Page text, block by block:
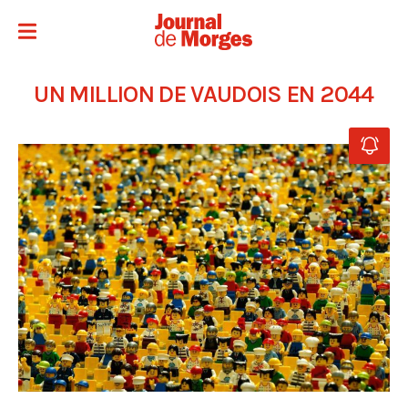
UN MILLION DE VAUDOIS EN 2044